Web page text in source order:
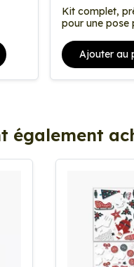
Kit complet,
pour une pose
Ajouter au
également